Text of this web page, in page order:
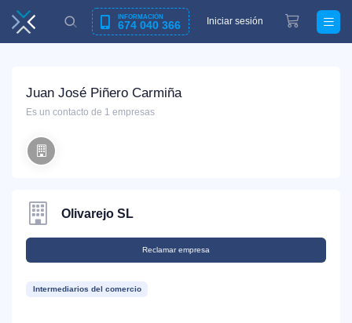
INFORMACIÓN
674 040 366 Iniciar sesión
Juan José Piñero Carmiña
Es un contacto de 1 empresas
Olivarejo SL
Reclamar empresa
Intermediarios del comercio